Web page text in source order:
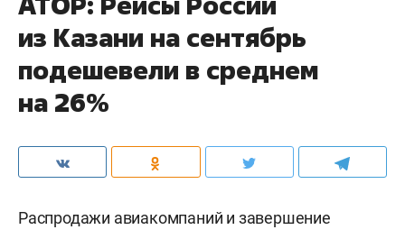
из Казани на сентябрь
подешевели в среднем
на 26%
Распродажи авиакомпаний и завершение